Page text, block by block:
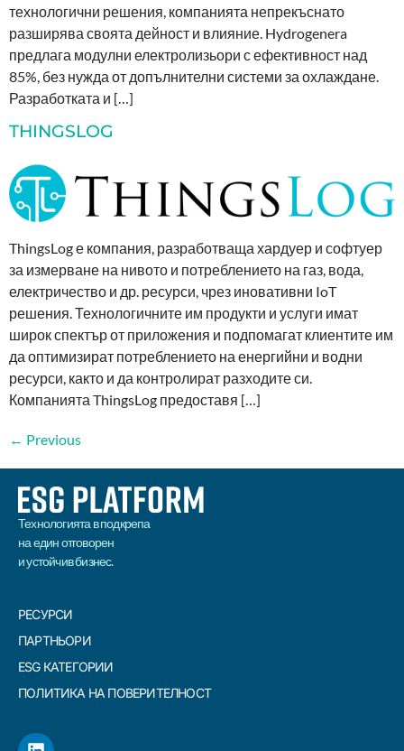
технологични решения, компанията непрекъснато
разширява своята дейност и влияние. Hydrogenera
предлага модулни електролизьори с ефективност над
85%, без нужда от допълнителни системи за охлаждане.
Разработката и […]
THINGSLOG
ThingsLog е компания, разработваща хардуер и софтуер
за измерване на нивото и потреблението на газ, вода,
електричество и др. ресурси, чрез иновативни IoT
решения. Технологичните им продукти и услуги имат
широк спектър от приложения и подпомагат клиентите им
да оптимизират потреблението на енергийни и водни
ресурси, както и да контролират разходите си.
Компанията ThingsLog предоставя […]
← Previous
Технологията в подкрепа
на един отговорен
и устойчив бизнес.
РЕСУРСИ
ПАРТНЬОРИ
ESG КАТЕГОРИИ
ПОЛИТИКА НА ПОВЕРИТЕЛНОСТ